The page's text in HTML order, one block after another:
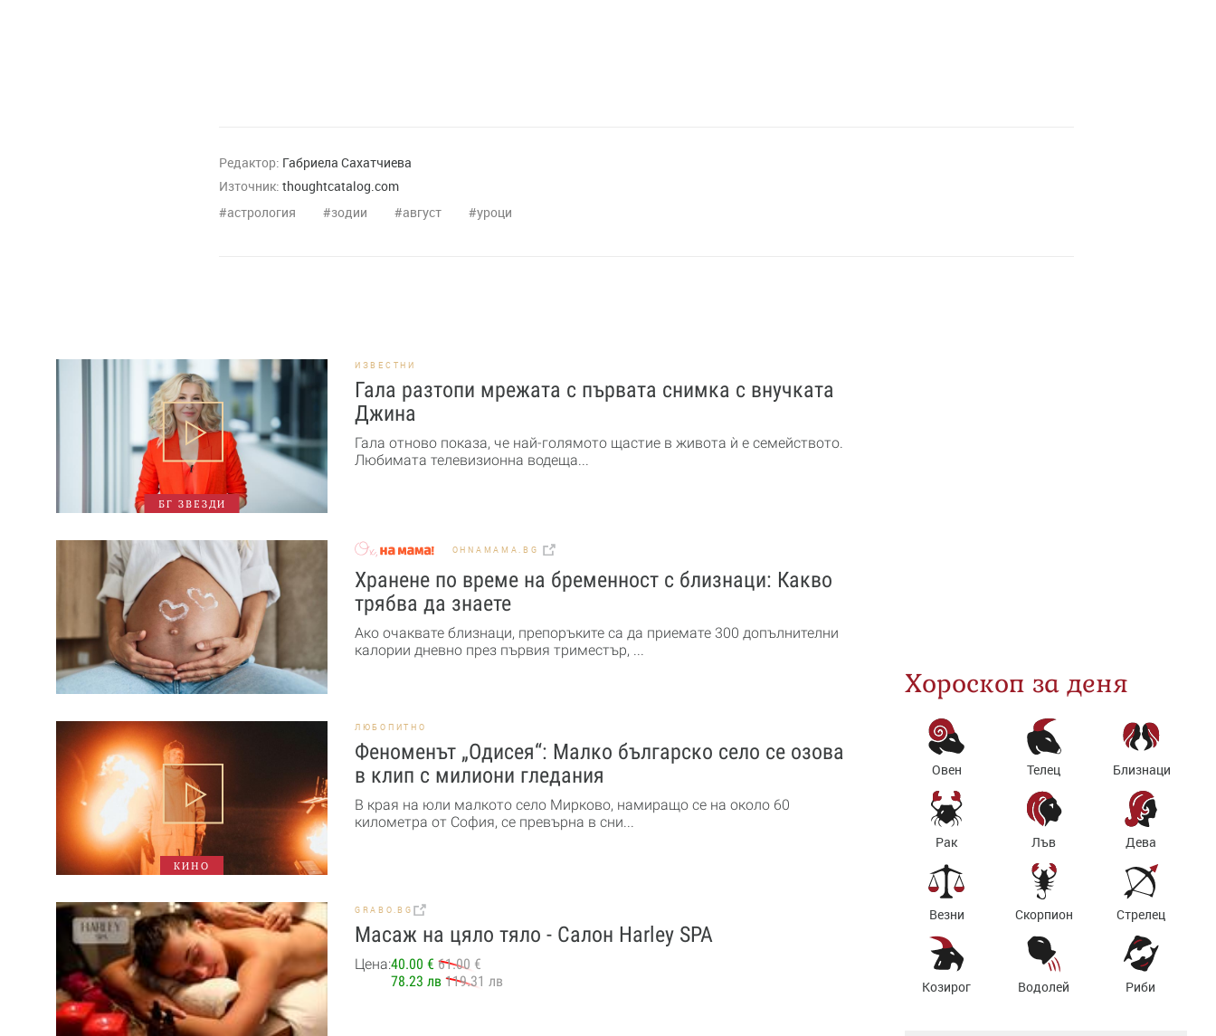
Редактор: Габриела Сахатчиева
Източник: thoughtcatalog.com
астрология
зодии август уроци
БГ ЗВЕЗДИ
ИЗВЕСТНИ
Гала разтопи мрежата с първата снимка с внучката
Джина
Гала отново показа, че най-голямото щастие в живота ѝ е семейството.
Любимата телевизионна водеща...
OHNAMAMA.BG
Хранене по време на бременност с близнаци: Какво
трябва да знаете
Ако очаквате близнаци, препоръките са да приемате 300 допълнителни
калории дневно през първия триместър, ...
КИНО
ЛЮБОПИТНО
Феноменът „Одисея“: Малко българско село се озова
в клип с милиони гледания
В края на юли малкото село Мирково, намиращо се на около 60
километра от София, се превърна в сни...
GRABO.BG
Масаж на цяло тяло - Салон Harley SPA
Цена:40.00 € 61.00 €
78.23 лв 119.31 лв
Хороскоп за деня
Овен Телец Близнаци
Рак Лъв Дева
Везни Скорпион Стрелец
Козирог Водолей Риби